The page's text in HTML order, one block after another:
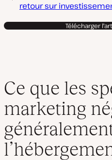
retour sur
Télécharger
Ce que les
marketing